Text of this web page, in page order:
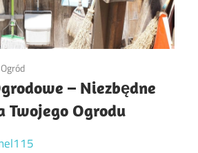
Ogród
– Niezbędne
Twojego Ogrodu